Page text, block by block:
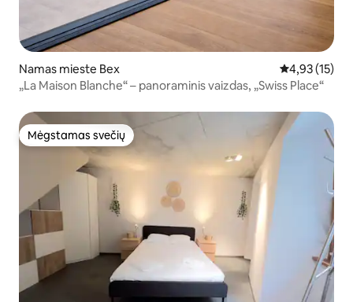
Namas mieste Bex Vidutinis
4,93 (15)
„La Maison Blanche“ – panoraminis vaizdas, „Swiss Place“
Mėgstamas svečių
Mėgstamas svečių